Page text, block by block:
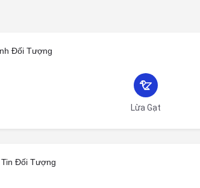
Đối Tượng
Lừa Gạt
Đối Tượng